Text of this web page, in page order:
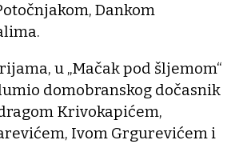
Dankom
u „Mačak pod šljemom“
domobranskog dočasnik
Krivokapićem,
Ivom Grgurevićem i